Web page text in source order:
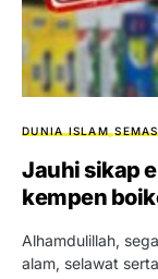
DUNIA ISLAM
Jauhi sikap
kempen
Alhamdulillah,
alam, selawat